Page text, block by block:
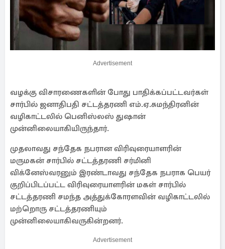
Advertisement
வழக்கு விசாரணைகளின் போது பாதிக்கப்பட்டவர்கள்
சார்பில் ஜனாதிபதி சட்டத்தரணி எம்.ஏ.சுமந்திரனின்
வழிகாட்டலில் பெனிஸ்லஸ் துஷான்
முன்னிலையாகியிருந்தார்.
முதலாவது சந்தேக நபரான விரிவுரையாளரின்
மருமகன் சார்பில் சட்டத்தரணி சர்மினி
விக்னேஸ்வரனும் இரண்டாவது சந்தேக நபராக பெயர்
குறிப்பிடப்பட்ட விரிவுரையாளரின் மகள் சார்பில்
சட்டத்தரணி சமந்த அத்துக்கோரளவின் வழிகாட்டலில்
மற்றொரு சட்டத்தரணியும்
முன்னிலையாகிவருகின்றனர்.
Advertisement